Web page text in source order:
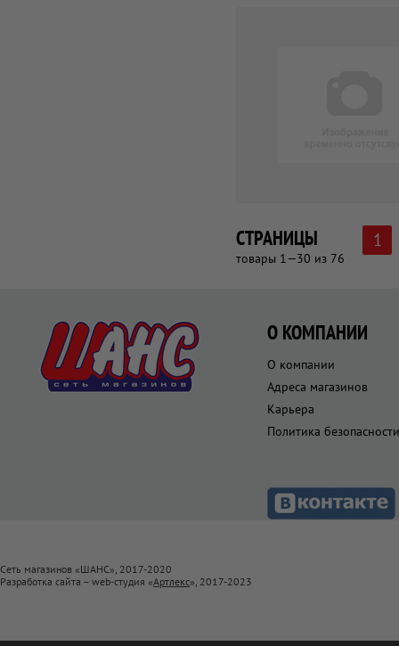
СТРАНИЦЫ
товары 1—30 из 76
1
О КОМПАНИИ
О компании
Адреса магазинов
Карьера
Политика безопасности
Сеть магазинов «ШАНС», 2017-2020
Разработка сайта – web-студия «Артлекс», 2017-2023